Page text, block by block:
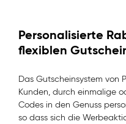
Personalisierte
flexiblen
Das Gutscheinsystem von
Kunden, durch einmalige
Codes in den Genuss
so dass sich die